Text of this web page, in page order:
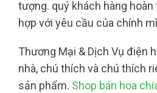
tượng. quý khách hàng
hợp với yêu cầu của chính
Thương Mại & Dịch Vụ điện
nhà, chú thích và chú thích
sản phẩm. Shop bán hoa